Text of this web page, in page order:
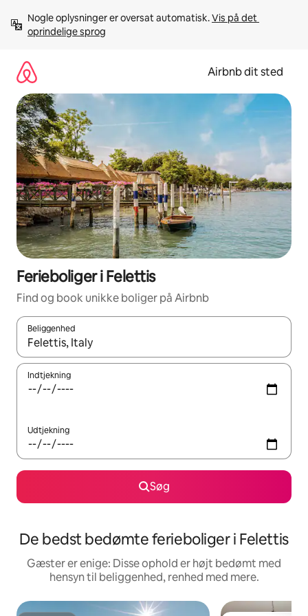
videre
Nogle oplysninger er oversat automatisk. Vis på det
oprindelige sprog
Airbnb dit sted
Ferieboliger i Felettis
Find og book unikke boliger på Airbnb
Beliggenhed
Når resultaterne er tilgængelige, skal du navigere med
Indtjekning
Udtjekning
Søg
De bedst bedømte ferieboliger i Felettis
Gæster er enige: Disse ophold er højt bedømt med
hensyn til beliggenhed, renhed med mere.